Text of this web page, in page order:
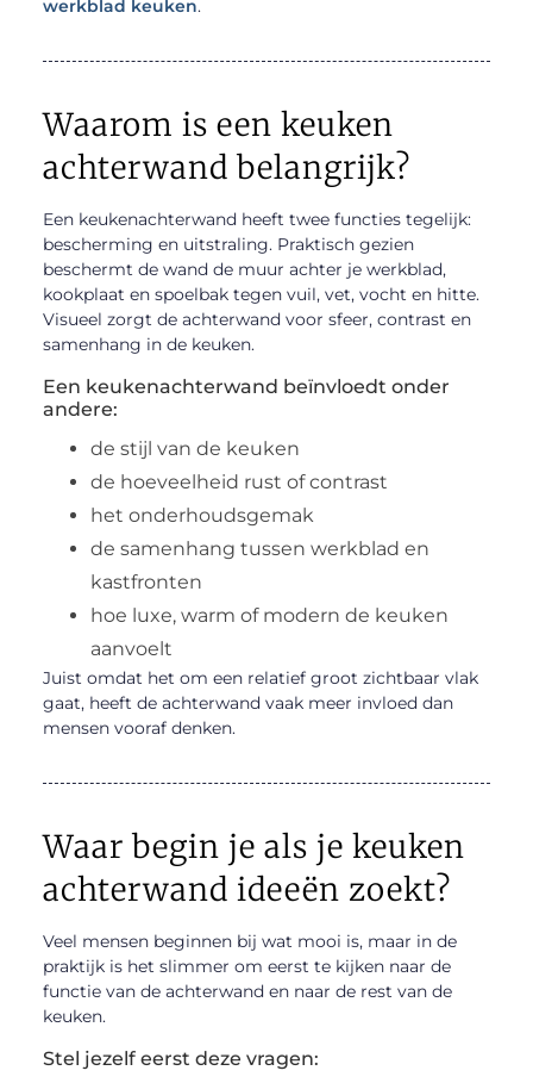
werkblad keuken.
Waarom is een keuken
achterwand belangrijk?
Een keukenachterwand heeft twee functies tegelijk:
bescherming en uitstraling. Praktisch gezien
beschermt de wand de muur achter je werkblad,
kookplaat en spoelbak tegen vuil, vet, vocht en hitte.
Visueel zorgt de achterwand voor sfeer, contrast en
samenhang in de keuken.
Een keukenachterwand beïnvloedt onder
andere:
de stijl van de keuken
de hoeveelheid rust of contrast
het onderhoudsgemak
de samenhang tussen werkblad en
kastfronten
hoe luxe, warm of modern de keuken
aanvoelt
Juist omdat het om een relatief groot zichtbaar vlak
gaat, heeft de achterwand vaak meer invloed dan
mensen vooraf denken.
Waar begin je als je keuken
achterwand ideeën zoekt?
Veel mensen beginnen bij wat mooi is, maar in de
praktijk is het slimmer om eerst te kijken naar de
functie van de achterwand en naar de rest van de
keuken.
Stel jezelf eerst deze vragen: